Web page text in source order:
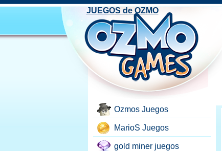
Ozmos Juegos
MarioS Juegos
gold miner juegos
JUEGOS de OZMO